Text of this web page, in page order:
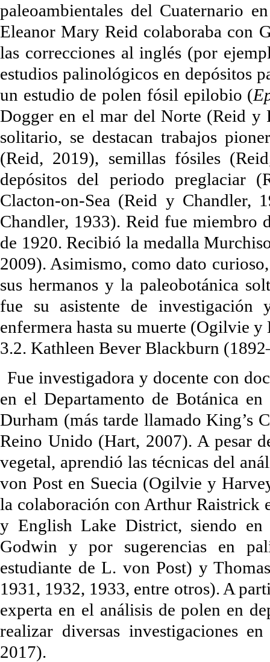
paleoambientales del Cuaternario
Eleanor Mary Reid colaboraba con
las correcciones al inglés (por
estudios palinológicos en depósitos
un estudio de polen fósil epilobio (
Dogger en el mar del Norte (Reid y
solitario, se destacan trabajos
(Reid, 2019), semillas fósiles
depósitos del periodo preglaciar
Clacton-on-Sea (Reid y
Chandler, 1933). Reid fue miembro
de 1920. Recibió la medalla
2009). Asimismo, como dato
sus hermanos y la paleobotánica
fue su asistente de investigación
enfermera hasta su muerte (Ogilvie y
3.2. Kathleen Bever Blackburn
Fue investigadora y docente con
en el Departamento de Botánica
Durham (más tarde llamado King’s
Reino Unido (Hart, 2007). A pesar
vegetal, aprendió las técnicas del
von Post en Suecia (Ogilvie y
la colaboración con Arthur Raistrick
y English Lake District, siendo en
Godwin y por sugerencias en
estudiante de L. von Post) y
1931, 1932, 1933, entre otros). A
experta en el análisis de polen en
realizar diversas investigaciones
2017).